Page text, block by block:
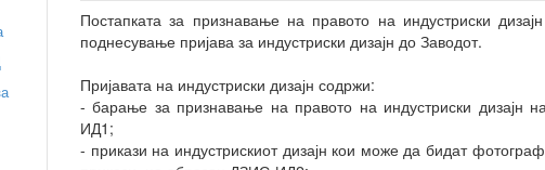
Постапката за признавање на правото на индустриски
поднесување пријава за индустриски дизајн до Заводот.
Пријавата на индустриски дизајн содржи:
- барање за признавање на правото на индустриски дизајн
ИД1;
- прикази на индустрискиот дизајн кои може да бидат